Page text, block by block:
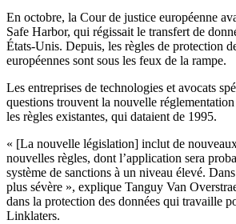
En octobre, la Cour de justice européenne
Safe Harbor, qui régissait le transfert de
États-Unis. Depuis, les règles de protection
européennes sont sous les feux de la rampe.
Les entreprises de technologies et avocats
questions trouvent la nouvelle
les règles existantes, qui dataient de 1995.
« [La nouvelle législation] inclut de
nouvelles règles, dont l’application sera
système de sanctions à un niveau élevé.
plus sévère », explique Tanguy Van
dans la protection des données qui travaille
Linklaters.